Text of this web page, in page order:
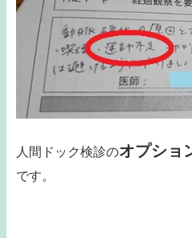
人間ドック検診のオプショ
です。